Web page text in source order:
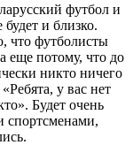
футбол и
будет и близко.
что футболисты
еще потому, что до
никто ничего
у вас нет
Будет очень
спортсменами,